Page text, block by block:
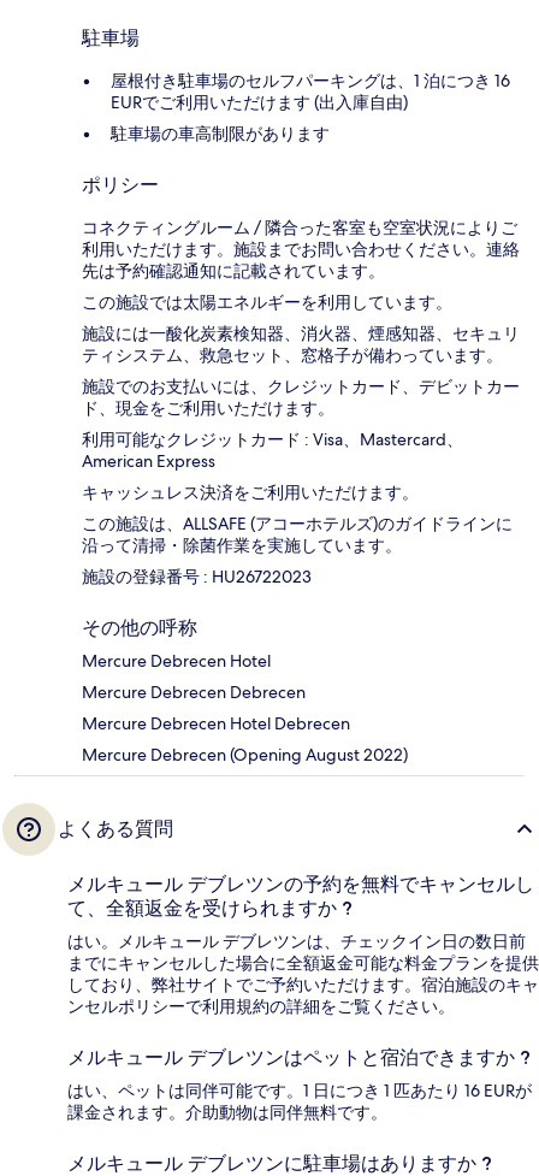
駐車場
屋根付き駐車場のセルフパーキングは、1 泊につき 16
EURでご利用いただけます (出入庫自由)
駐車場の車高制限があります
ポリシー
コネクティングルーム / 隣合った客室も空室状況によりご
利用いただけます。施設までお問い合わせください。連絡
先は予約確認通知に記載されています。
この施設では太陽エネルギーを利用しています。
施設には一酸化炭素検知器、消火器、煙感知器、セキュリ
ティシステム、救急セット、窓格子が備わっています。
施設でのお支払いには、クレジットカード、デビットカー
ド、現金をご利用いただけます。
利用可能なクレジットカード : Visa、Mastercard、
American Express
キャッシュレス決済をご利用いただけます。
この施設は、ALLSAFE (アコーホテルズ)のガイドラインに
沿って清掃・除菌作業を実施しています。
施設の登録番号 : HU26722023
その他の呼称
Mercure Debrecen Hotel
Mercure Debrecen Debrecen
Mercure Debrecen Hotel Debrecen
Mercure Debrecen (Opening August 2022)
よくある質問
メルキュール デブレツンの予約を無料でキャンセルし
て、全額返金を受けられますか ?
はい。メルキュール デブレツンは、チェックイン日の数日前
までにキャンセルした場合に全額返金可能な料金プランを提供
しており、弊社サイトでご予約いただけます。宿泊施設のキャ
ンセルポリシーで利用規約の詳細をご覧ください。
メルキュール デブレツンはペットと宿泊できますか ?
はい、ペットは同伴可能です。1 日につき 1 匹あたり 16 EURが
課金されます。介助動物は同伴無料です。
メルキュール デブレツンに駐車場はありますか ?